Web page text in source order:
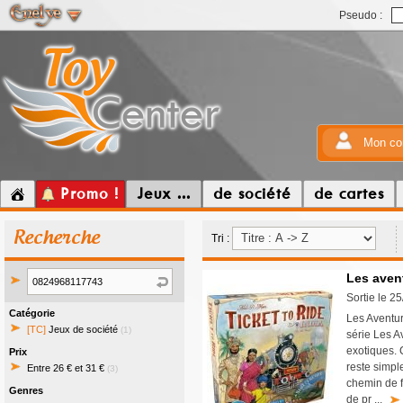
Pseudo :
Mon
Promo ! Jeux ... de société de cartes
Recherche
Catégorie
[TC] Jeux de société (1)
Prix
Entre 26 € et 31 € (3)
Genres
Tri :
Les
Sortie le
Les
série Les
exotiques.
reste
chemin de
de pr ...